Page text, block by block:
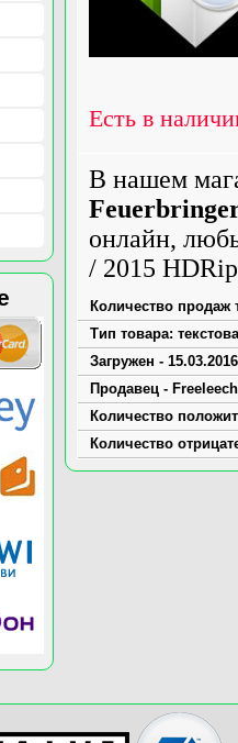
Есть в
В нашем
онлайн,
/ 2015 HDRip
Количество продаж
Тип товара:
Загружен -
Продавец -
Количество
Количество